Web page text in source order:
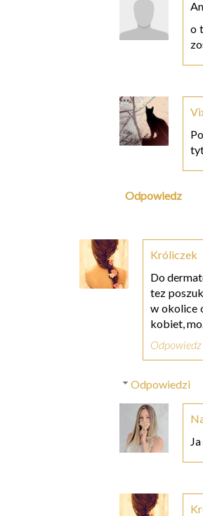
o
Odpowiedz
Króliczek
Do
tez
w okolice
kobiet,
Odpowiedz
Odpowiedzi